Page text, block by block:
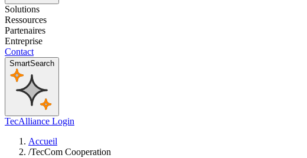
Solutions
Ressources
Partenaires
Entreprise
Contact
SmartSearch
TecAlliance Login
Accueil
/TecCom Cooperation